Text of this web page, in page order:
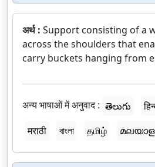
अर्थ : Support consisting of a
across the shoulders that
carry buckets hanging from
अन्य भाषाओं में अनुवाद : తెలుగు
मराठी
বাংলা தமிழ்